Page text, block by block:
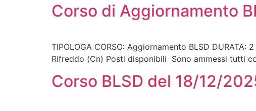
Corso di Aggiornamento
TIPOLOGA CORSO: Aggiornamento BLSD
Rifreddo (Cn) Posti disponibili Sono ammessi tutti
Corso BLSD del 18/12/